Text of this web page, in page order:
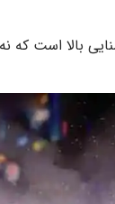
بالا است که